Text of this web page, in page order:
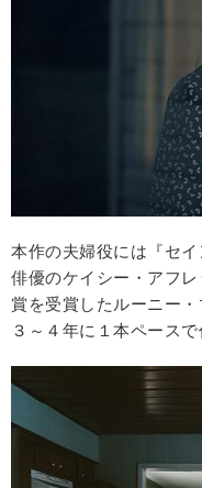
本作の夫婦役には『セ
俳優のケイシー・アフ
賞を受賞したルーニー
３～４年に１本ペース